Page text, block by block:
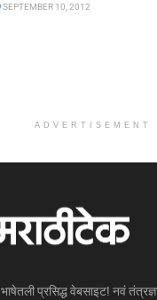
SEPTEMBER 10, 2012
ADVERTISEMENT
भाषेतली प्रसिद्ध वेबसाइट! नवं